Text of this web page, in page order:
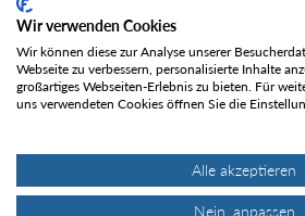
Social Media
Gefällt mir
Wir verwenden Cookies
Wir können diese zur Analyse unserer
Webseite zu verbessern, personalisierte Inhalte
großartiges Webseiten-Erlebnis zu bieten. Für
uns verwendeten Cookies öffnen Sie die
Alle akzeptieren
Nein, anpassen